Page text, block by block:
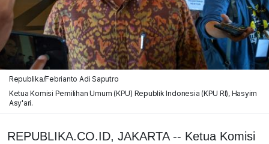
Republika/Febrianto Adi Saputro
Ketua Komisi Pemilihan Umum (KPU) Republik Indonesia (KPU RI), Hasyim
Asy'ari.
REPUBLIKA.CO.ID, JAKARTA -- Ketua Komisi